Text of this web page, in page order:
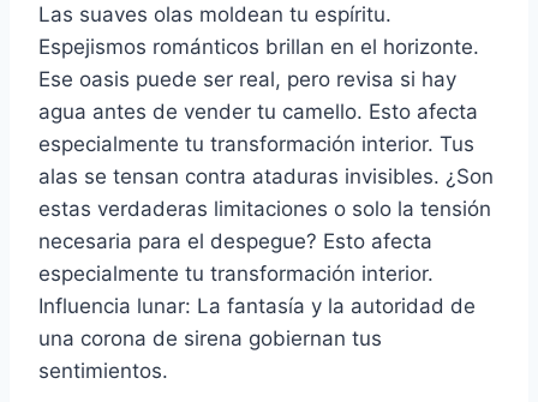
Las suaves olas moldean tu espíritu.
Espejismos románticos brillan en el horizonte.
Ese oasis puede ser real, pero revisa si hay
agua antes de vender tu camello. Esto afecta
especialmente tu transformación interior. Tus
alas se tensan contra ataduras invisibles. ¿Son
estas verdaderas limitaciones o solo la tensión
necesaria para el despegue? Esto afecta
especialmente tu transformación interior.
Influencia lunar: La fantasía y la autoridad de
una corona de sirena gobiernan tus
sentimientos.